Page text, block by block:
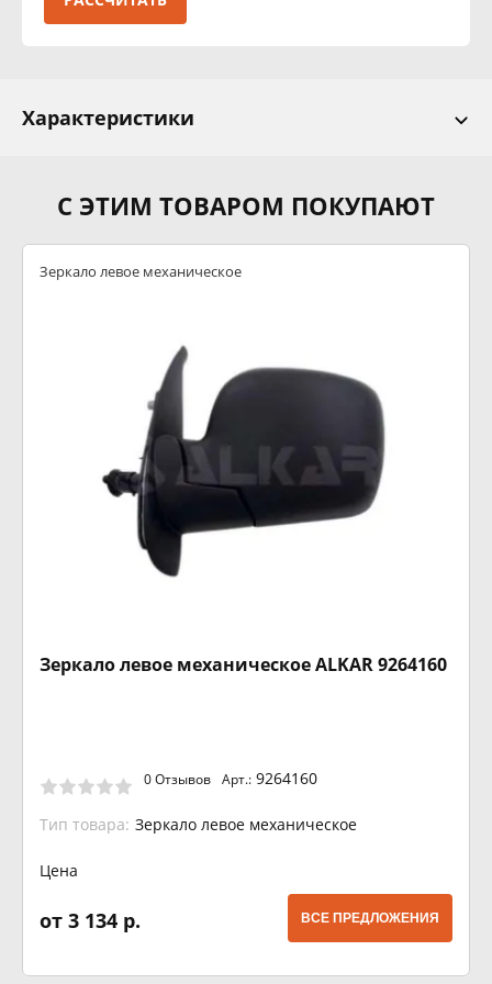
Характеристики
С ЭТИМ ТОВАРОМ ПОКУПАЮТ
Зеркало левое механическое
Зеркало левое механическое ALKAR 9264160
0 Отзывов Арт.: 9264160
Тип товара: Зеркало левое механическое
Цена
от 3 134 р. ВСЕ ПРЕДЛОЖЕНИЯ